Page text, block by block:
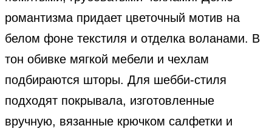
романтизма придает цветочный мотив на
белом фоне текстиля и отделка воланами. В
тон обивке мягкой мебели и чехлам
подбираются шторы. Для шебби-стиля
подходят покрывала, изготовленные
вручную, вязанные крючком салфетки и